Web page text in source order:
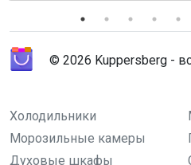
© 2026 Kuppersberg -
Холодильники
Морозильные камеры
Духовые шкафы